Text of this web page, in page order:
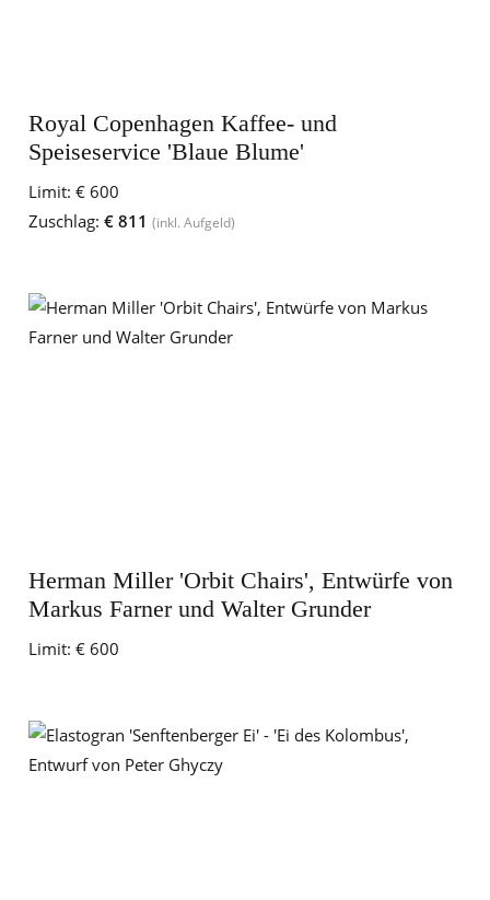
Royal Copenhagen Kaffee- und
Speiseservice 'Blaue Blume'
Limit: € 600
Zuschlag: € 811 (inkl. Aufgeld)
Herman Miller 'Orbit Chairs', Entwürfe von
Markus Farner und Walter Grunder
Limit: € 600